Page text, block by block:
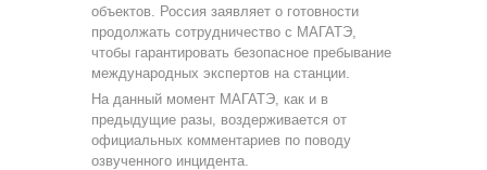
объектов. Россия заявляет о готовности
продолжать сотрудничество с МАГАТЭ,
чтобы гарантировать безопасное пребывание
международных экспертов на станции.
На данный момент МАГАТЭ, как и в
предыдущие разы, воздерживается от
официальных комментариев по поводу
озвученного инцидента.